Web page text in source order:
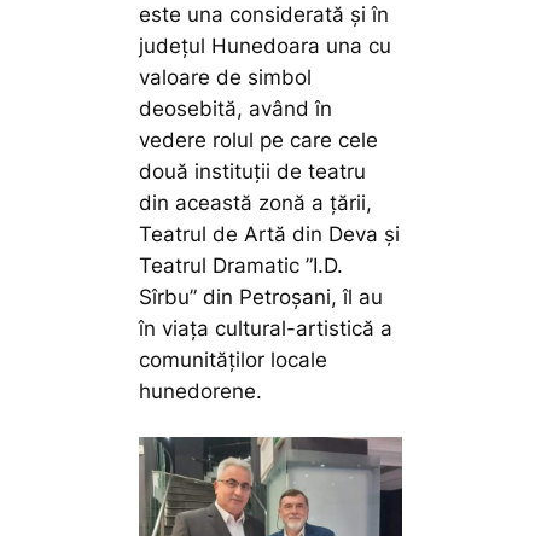
este una considerată și în
județul Hunedoara una cu
valoare de simbol
deosebită, având în
vedere rolul pe care cele
două instituții de teatru
din această zonă a țării,
Teatrul de Artă din Deva și
Teatrul Dramatic ”I.D.
Sîrbu” din Petroșani, îl au
în viața cultural-artistică a
comunităților locale
hunedorene.